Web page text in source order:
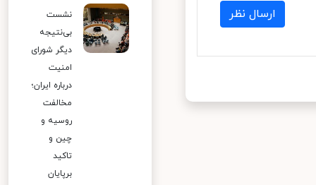
ارسال نظر
نشست
بی‌نتیجه
دیگر شورای
امنیت
درباره ایران؛
مخالفت
روسیه و
چین و
تاکید
برپایان